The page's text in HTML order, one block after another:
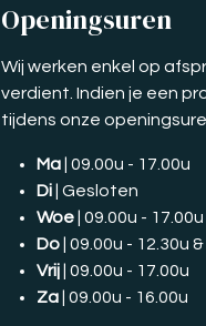
Openingsuren
Wij werken enkel op
verdient. Indien je een
tijdens onze
Ma | 09.00u - 17.00u
Di | Gesloten
Woe | 09.00u - 17.00u
Do | 09.00u - 12.30u
Vrij | 09.00u - 17.00u
Za | 09.00u - 16.00u